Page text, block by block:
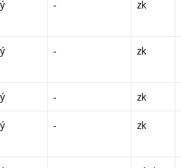
- zk
- zk
- zk
- zk